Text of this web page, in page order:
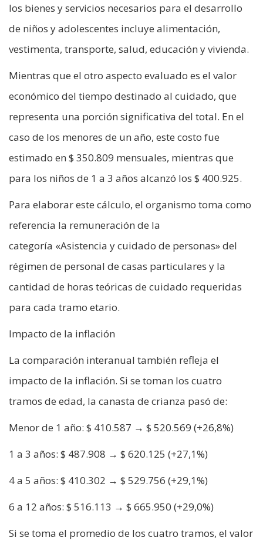
los bienes y servicios necesarios para el desarrollo
de niños y adolescentes incluye alimentación,
vestimenta, transporte, salud, educación y vivienda.
Mientras que el otro aspecto evaluado es el valor
económico del tiempo destinado al cuidado, que
representa una porción significativa del total. En el
caso de los menores de un año, este costo fue
estimado en $ 350.809 mensuales, mientras que
para los niños de 1 a 3 años alcanzó los $ 400.925.
Para elaborar este cálculo, el organismo toma como
referencia la remuneración de la
categoría «Asistencia y cuidado de personas» del
régimen de personal de casas particulares y la
cantidad de horas teóricas de cuidado requeridas
para cada tramo etario.
Impacto de la inflación
La comparación interanual también refleja el
impacto de la inflación. Si se toman los cuatro
tramos de edad, la canasta de crianza pasó de:
Menor de 1 año: $ 410.587 → $ 520.569 (+26,8%)
1 a 3 años: $ 487.908 → $ 620.125 (+27,1%)
4 a 5 años: $ 410.302 → $ 529.756 (+29,1%)
6 a 12 años: $ 516.113 → $ 665.950 (+29,0%)
Si se toma el promedio de los cuatro tramos, el valor